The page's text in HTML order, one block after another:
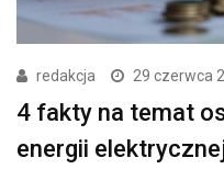
redakcja 29 czerwca
4 fakty na temat
energii